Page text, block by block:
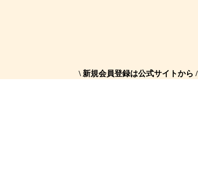
\ 新規会員登録は公式サイトから /